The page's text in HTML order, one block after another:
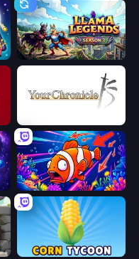
Llama Legends
Fish Catch Idle
Corn Tycoon